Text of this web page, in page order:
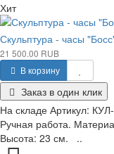
Хит
Скульптура - часы
21 500.00 RUB
В корзину
Заказ в один клик
На складе Артикул:
Ручная работа.
Высота: 23 см. ..